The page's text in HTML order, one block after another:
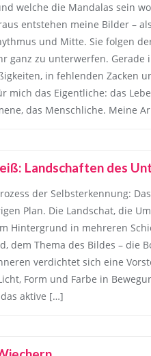
welche die Mandalas sein
entstehen meine Bilder –
und Mitte. Sie folgen
ganz zu unterwerfen. Gerade
in fehlenden Zacken
mich das Eigentliche: das
das Menschliche. Meine
Landschaften des
der Selbsterkennung:
Plan. Die Landschat, die
Hintergrund in mehreren
dem Thema des Bildes – die
verdichtet sich eine
Form und Farbe in
aktive […]